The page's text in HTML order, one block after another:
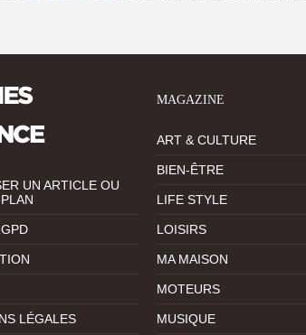
UN ARTICLE OU
LÉGALES
MAGAZINE
ART & CULTURE
BIEN-ÊTRE
LIFE STYLE
LOISIRS
MA MAISON
MOTEURS
MUSIQUE